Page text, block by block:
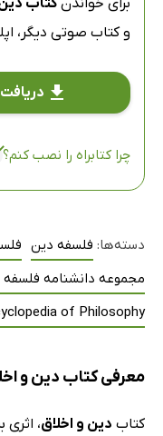
برای خواندنکتاب
و کتاب صوتی دیگر،
دریافت
چرا کتابراه را نصب کنم؟
دسته‌ها: فلسفه دین
مجموعه دانشنامه فلسفه
of Philosophy
معرفی کتاب دین و
کتاب دین و اخلاق، اثری